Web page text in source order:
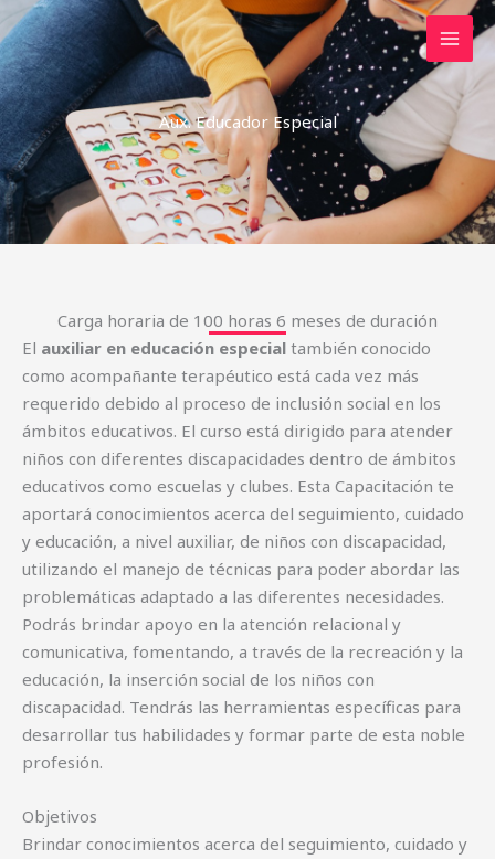
Skip
to
content
Aux. Educador Especial
Carga horaria de 100 horas 6 meses de duración
El auxiliar en educación especial también conocido
como acompañante terapéutico está cada vez más
requerido debido al proceso de inclusión social en los
ámbitos educativos. El curso está dirigido para atender
niños con diferentes discapacidades dentro de ámbitos
educativos como escuelas y clubes. Esta Capacitación te
aportará conocimientos acerca del seguimiento, cuidado
y educación, a nivel auxiliar, de niños con discapacidad,
utilizando el manejo de técnicas para poder abordar las
problemáticas adaptado a las diferentes necesidades.
Podrás brindar apoyo en la atención relacional y
comunicativa, fomentando, a través de la recreación y la
educación, la inserción social de los niños con
discapacidad. Tendrás las herramientas específicas para
desarrollar tus habilidades y formar parte de esta noble
profesión.
Objetivos
Brindar conocimientos acerca del seguimiento, cuidado y